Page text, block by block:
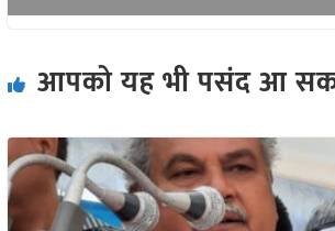
आपको यह भी पसंद आ